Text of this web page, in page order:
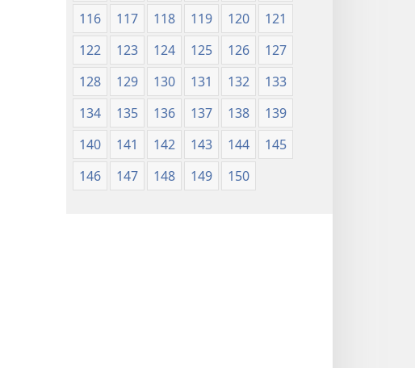
116
117 118 119 120
121
122
123 124 125 126
127
128
129 130 131 132
133
134
135 136 137 138
139
140
141 142 143 144
145
146
147 148 149 150